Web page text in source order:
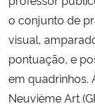
Planalto
o conjunto de
visual,
pontuação, e
em quadrinhos.
Neuvième Art